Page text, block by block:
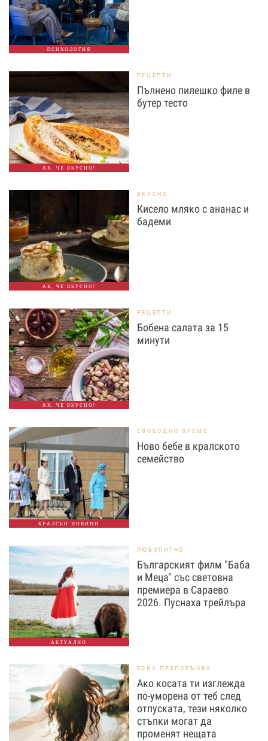
ПСИХОЛОГИЯ
АХ, ЧЕ ВКУСНО!
РЕЦЕПТИ
Пълнено пилешко филе в
бутер тесто
АХ, ЧЕ ВКУСНО!
ВКУСНО
Кисело мляко с ананас и
бадеми
АХ, ЧЕ ВКУСНО!
РЕЦЕПТИ
Бобена салата за 15
минути
КРАЛСКИ НОВИНИ
СВОБОДНО ВРЕМЕ
Ново бебе в кралското
семейство
АКТУАЛНО
ЛЮБОПИТНО
Българският филм "Баба
и Меца" със световна
премиера в Сараево
2026. Пуснаха трейлъра
EDNA ПРЕПОРЪЧВА
Ако косата ти изглежда
по-уморена от теб след
отпуската, тези няколко
стъпки могат да
променят нещата